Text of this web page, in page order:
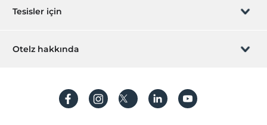
Sıkça sorulan sorular
Hediye Kart
Hesap oluştur
Tesisler için
Hemen tesisinizi ekleyin
Otelz hakkında